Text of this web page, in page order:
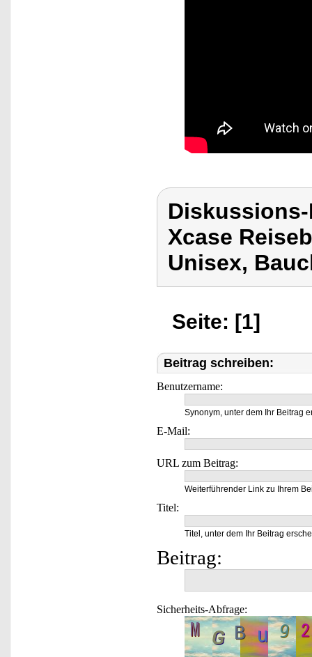
Xcase
Unisex,
Seite: [1]
Beitrag schreiben:
Benutzername:
Synonym, unter dem Ihr Beitrag
E-Mail:
URL zum Beitrag:
Weiterführender Link zu Ihrem
Titel:
Titel, unter dem Ihr Beitrag
Beitrag:
Sicherheits-Abfrage: